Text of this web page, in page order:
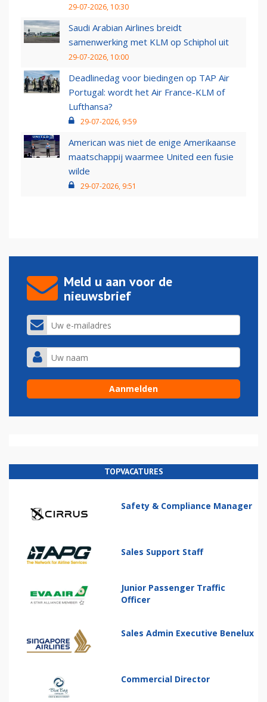
29-07-2026, 10:30
Saudi Arabian Airlines breidt
samenwerking met KLM op Schiphol uit
29-07-2026, 10:00
Deadlinedag voor biedingen op TAP Air
Portugal: wordt het Air France-KLM of
Lufthansa?
29-07-2026, 9:59
American was niet de enige Amerikaanse
maatschappij waarmee United een fusie
wilde
29-07-2026, 9:51
Meld u aan voor de
nieuwsbrief
TOPVACATURES
Safety & Compliance Manager
Sales Support Staff
Junior Passenger Traffic
Officer
Sales Admin Executive Benelux
Commercial Director